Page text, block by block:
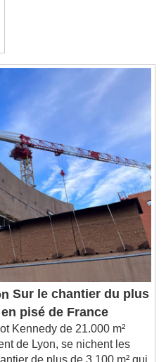
Sur le chantier du plus
pisé de France
Kennedy de 21.000 m²
de Lyon, se nichent les